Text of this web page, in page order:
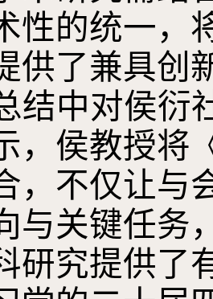
性的统一，
供了兼具创
结中对侯衍
，侯教授将
，不仅让与
与关键任务
研究提供了